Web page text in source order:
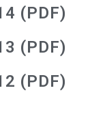
(PDF)
(PDF)
(PDF)